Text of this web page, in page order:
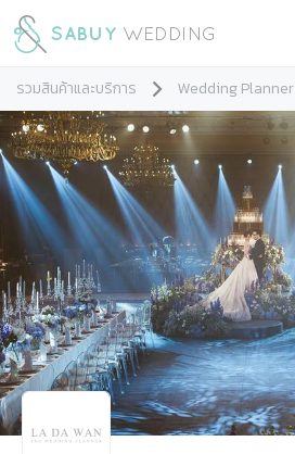
รวมสินค้าและบริการ Wedding Planner